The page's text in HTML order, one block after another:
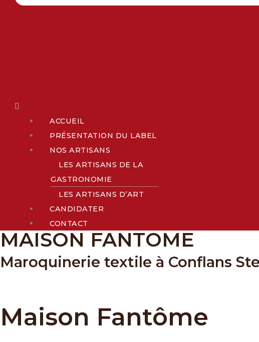
ACCUEIL
PRÉSENTATION DU LABEL
NOS ARTISANS
LES ARTISANS DE LA
GASTRONOMIE
LES ARTISANS D’ART
CANDIDATER
CONTACT
MAISON FANTOME
Maroquinerie textile à Conflans
Maison Fantôme